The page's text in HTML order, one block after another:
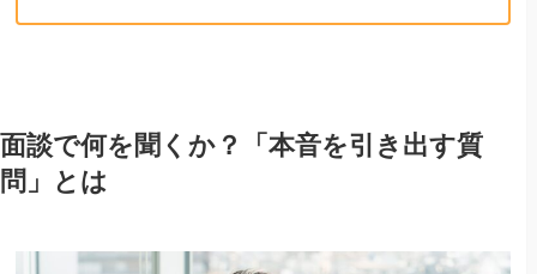
面談で何を聞くか？「本音を引き出す質
問」とは